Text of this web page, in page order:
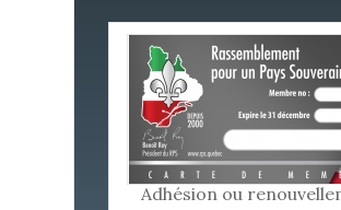
Adhésion ou